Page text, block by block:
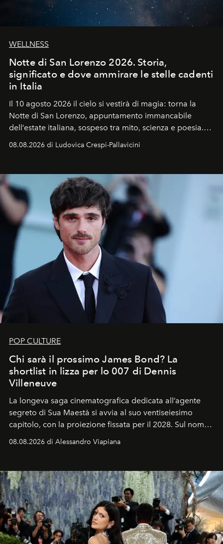
WELLNESS
Notte di San Lorenzo 2026. Storia,
significato e dove ammirare le stelle cadenti
in Italia
Il 10 agosto 2026 il cielo si vestirà di magia: torna la
Notte di San Lorenzo, appuntamento immancabile
dell’estate italiana, sospeso tra mito, scienza e poesia.
celeste per seguire il passaggio delle
all’universo i desideri più segreti
08.08.2026 di Ludovica Crespi-Pallavicini
POP CULTURE
Chi sarà il prossimo James Bond? La
shortlist in lizza per lo 007 di Dennis
Villeneuve
La longeva saga cinematografica dedicata all’agente
segreto di Sua Maestà si avvia al suo ventiseiesimo
capitolo, con la proiezione fissata per il 2028. Sul nome
Craig, però, regna ancora il più assoluto riserbo.
08.08.2026 di Alessandro Viapiana